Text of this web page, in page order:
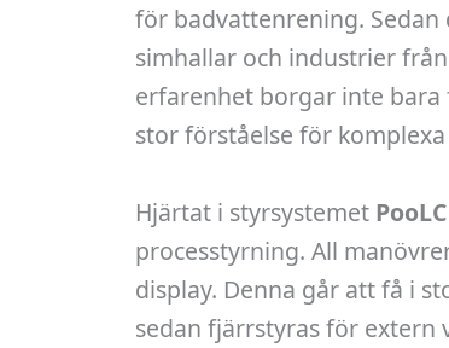
för badvattenrening.
simhallar och industrier
erfarenhet borgar inte bara
stor förståelse för
Hjärtat i styrsystemet PooLC
processtyrning. All
display. Denna går att få i
sedan fjärrstyras för extern